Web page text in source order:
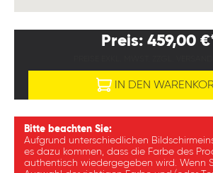
Preis: 459,00
IN DEN
Bitte beachten Sie:
Aufgrund unterschiedlichen
es dazu kommen, dass die Farbe des
authentisch wiedergegeben wird. Wenn